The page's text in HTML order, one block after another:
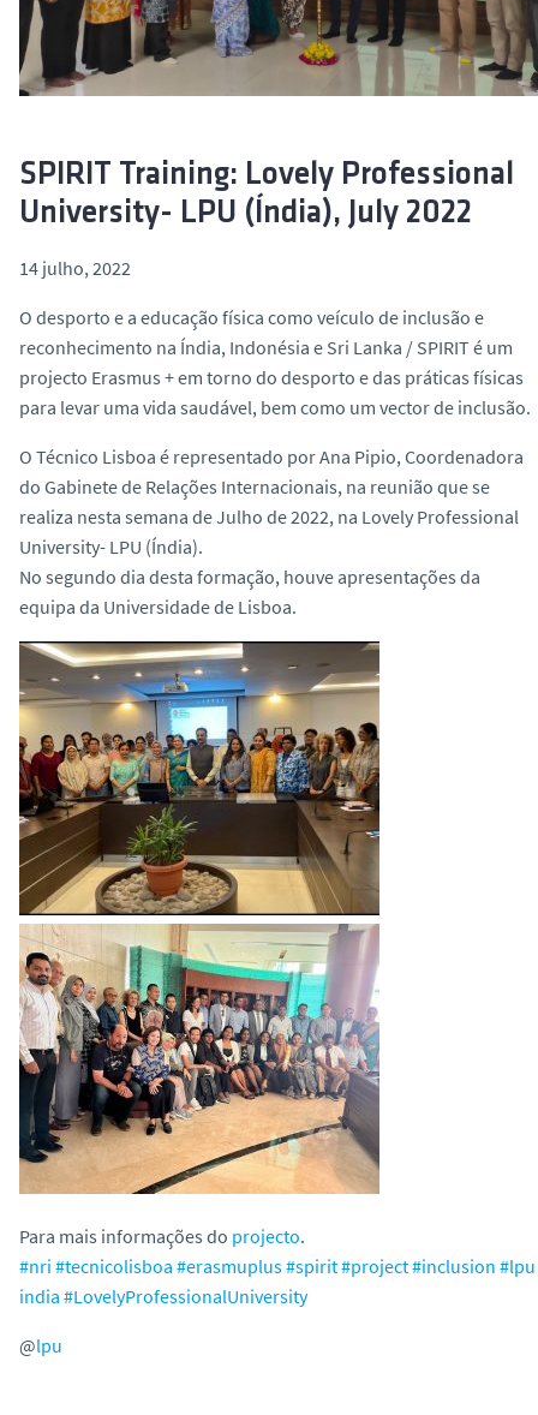
SPIRIT Training: Lovely Professional
University- LPU (Índia), July 2022
14 julho, 2022
O desporto e a educação física como veículo de inclusão e
reconhecimento na Índia, Indonésia e Sri Lanka / SPIRIT é um
projecto Erasmus + em torno do desporto e das práticas físicas
para levar uma vida saudável, bem como um vector de inclusão.
O Técnico Lisboa é representado por Ana Pipio, Coordenadora
do Gabinete de Relações Internacionais, na reunião que se
realiza nesta semana de Julho de 2022, na Lovely Professional
University- LPU (Índia).
No segundo dia desta formação, houve apresentações da
equipa da Universidade de Lisboa.
Para mais informações do projecto.
#nri #tecnicolisboa #erasmuplus#spirit#project#inclusion #lpu
india #LovelyProfessionalUniversity
@lpu